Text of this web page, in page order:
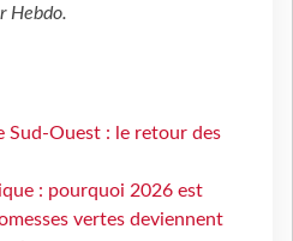
Hebdo.
Sud-Ouest : le retour des
: pourquoi 2026 est
vertes deviennent